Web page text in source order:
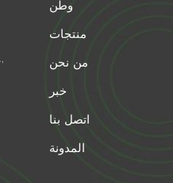
وطن
منتجات
من نحن
خبر
اتصل بنا
المدونة